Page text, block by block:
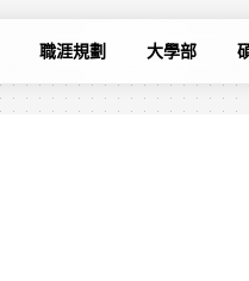
職涯規劃 大學部